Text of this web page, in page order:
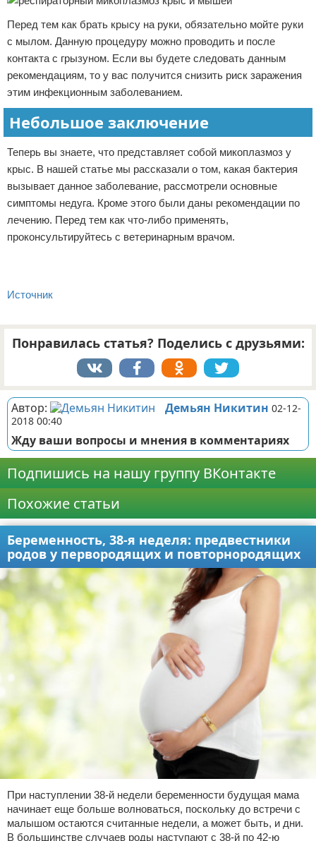
Перед тем как брать крысу на руки, обязательно мойте руки
с мылом. Данную процедуру можно проводить и после
контакта с грызуном. Если вы будете следовать данным
рекомендациям, то у вас получится снизить риск заражения
этим инфекционным заболеванием.
Небольшое заключение
Теперь вы знаете, что представляет собой микоплазмоз у
крыс. В нашей статье мы рассказали о том, какая бактерия
вызывает данное заболевание, рассмотрели основные
симптомы недуга. Кроме этого были даны рекомендации по
лечению. Перед тем как что-либо применять,
проконсультируйтесь с ветеринарным врачом.
Источник
Понравилась статья? Поделись с друзьями:
Автор: Демьян Никитин 02-12-
2018 00:40
Жду ваши вопросы и мнения в комментариях
Подпишись на нашу группу ВКонтакте
Похожие статьи
Беременность, 38-я неделя: предвестники
родов у первородящих и повторнородящих
При наступлении 38-й недели беременности будущая мама
начинает еще больше волноваться, поскольку до встречи с
малышом остаются считанные недели, а может быть, и дни.
В большинстве случаев роды наступают с 38-й по 42-ю